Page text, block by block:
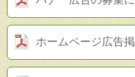
ホームページ広告